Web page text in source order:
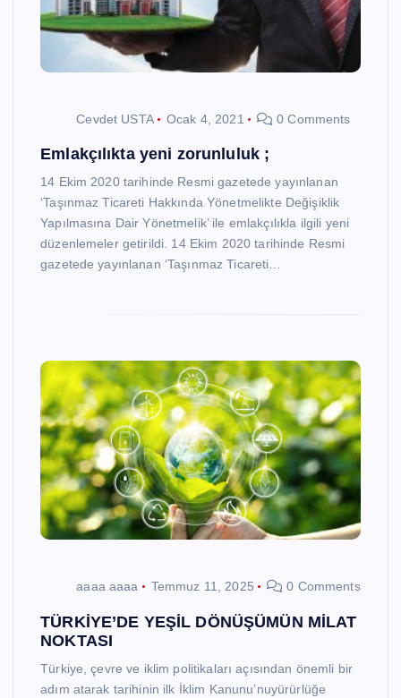
Cevdet USTA Ocak 4, 2021 0 Comments
Emlakçılıkta yeni zorunluluk ;
14 Ekim 2020 tarihinde Resmi gazetede yayınlanan
‘Taşınmaz Ticareti Hakkında Yönetmelikte Değişiklik
Yapılmasına Dair Yönetmelik’ ile emlakçılıkla ilgili yeni
düzenlemeler getirildi. 14 Ekim 2020 tarihinde Resmi
gazetede yayınlanan ‘Taşınmaz Ticareti…
aaaa aaaa Temmuz 11, 2025 0 Comments
TÜRKİYE’DE YEŞİL DÖNÜŞÜMÜN MİLAT
NOKTASI
Türkiye, çevre ve iklim politikaları açısından önemli bir
adım atarak tarihinin ilk İklim Kanunu’nuyürürlüğe